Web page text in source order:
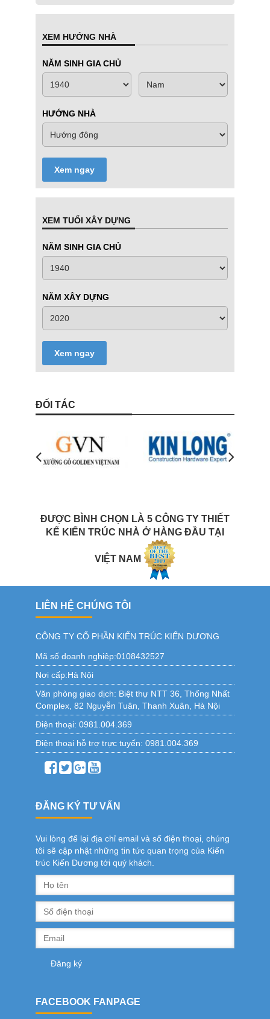
XEM HƯỚNG NHÀ
NĂM SINH GIA CHỦ
HƯỚNG NHÀ
Xem ngay
XEM TUỔI XÂY DỰNG
NĂM SINH GIA CHỦ
NĂM XÂY DỰNG
Xem ngay
ĐỐI TÁC
ĐƯỢC BÌNH CHỌN LÀ 5 CÔNG TY THIẾT
KẾ KIẾN TRÚC NHÀ Ở HÀNG ĐẦU TẠI
VIỆT NAM
LIÊN HỆ CHÚNG TÔI
CÔNG TY CỔ PHẦN KIẾN TRÚC KIẾN DƯƠNG
Mã số doanh nghiêp:0108432527
Nơi cấp:Hà Nội
Văn phòng giao dịch: Biệt thự NTT 36, Thống Nhất
Complex, 82 Nguyễn Tuân, Thanh Xuân, Hà Nội
Điện thoại: 0981.004.369
Điện thoại hỗ trợ trực tuyến: 0981.004.369
ĐĂNG KÝ TƯ VẤN
Vui lòng để lại địa chỉ email và số điện thoại, chúng
tôi sẽ cập nhật những tin tức quan trọng của Kiến
trúc Kiến Dương tới quý khách.
FACEBOOK FANPAGE